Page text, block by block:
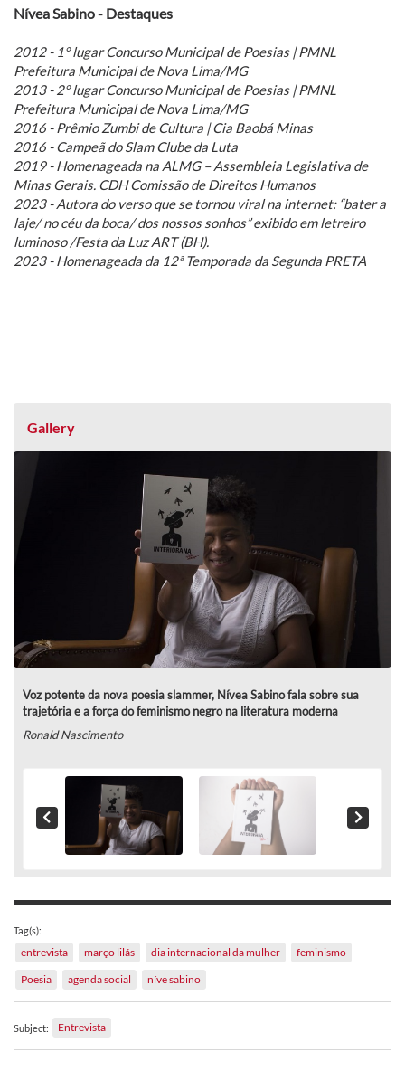
Nívea Sabino - Destaques
2012 - 1° lugar Concurso Municipal de Poesias | PMNL
Prefeitura Municipal de Nova Lima/MG
2013 - 2° lugar Concurso Municipal de Poesias | PMNL
Prefeitura Municipal de Nova Lima/MG
2016 - Prêmio Zumbi de Cultura | Cia Baobá Minas
2016 - Campeã do Slam Clube da Luta
2019 - Homenageada na ALMG – Assembleia Legislativa de
Minas Gerais. CDH Comissão de Direitos Humanos
2023 - Autora do verso que se tornou viral na internet: “bater a
laje/ no céu da boca/ dos nossos sonhos” exibido em letreiro
luminoso /Festa da Luz ART (BH).
2023 - Homenageada da 12ª Temporada da Segunda PRETA
Gallery
Voz potente da nova poesia slammer, Nívea Sabino fala sobre sua
trajetória e a força do feminismo negro na literatura moderna
Ronald Nascimento
Tag(s):
entrevista março lilás dia internacional da mulher
feminismo
Poesia
agenda social níve sabino
Subject: Entrevista